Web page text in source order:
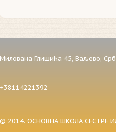
Милована Глишића 45, Ваљево,
+38114221392
© 2014. ОСНОВНА ШКОЛА СЕСТРЕ